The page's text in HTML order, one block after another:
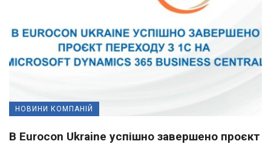
НОВИНИ КОМПАНІЙ
В Eurocon Ukraine успішно завершено проєкт